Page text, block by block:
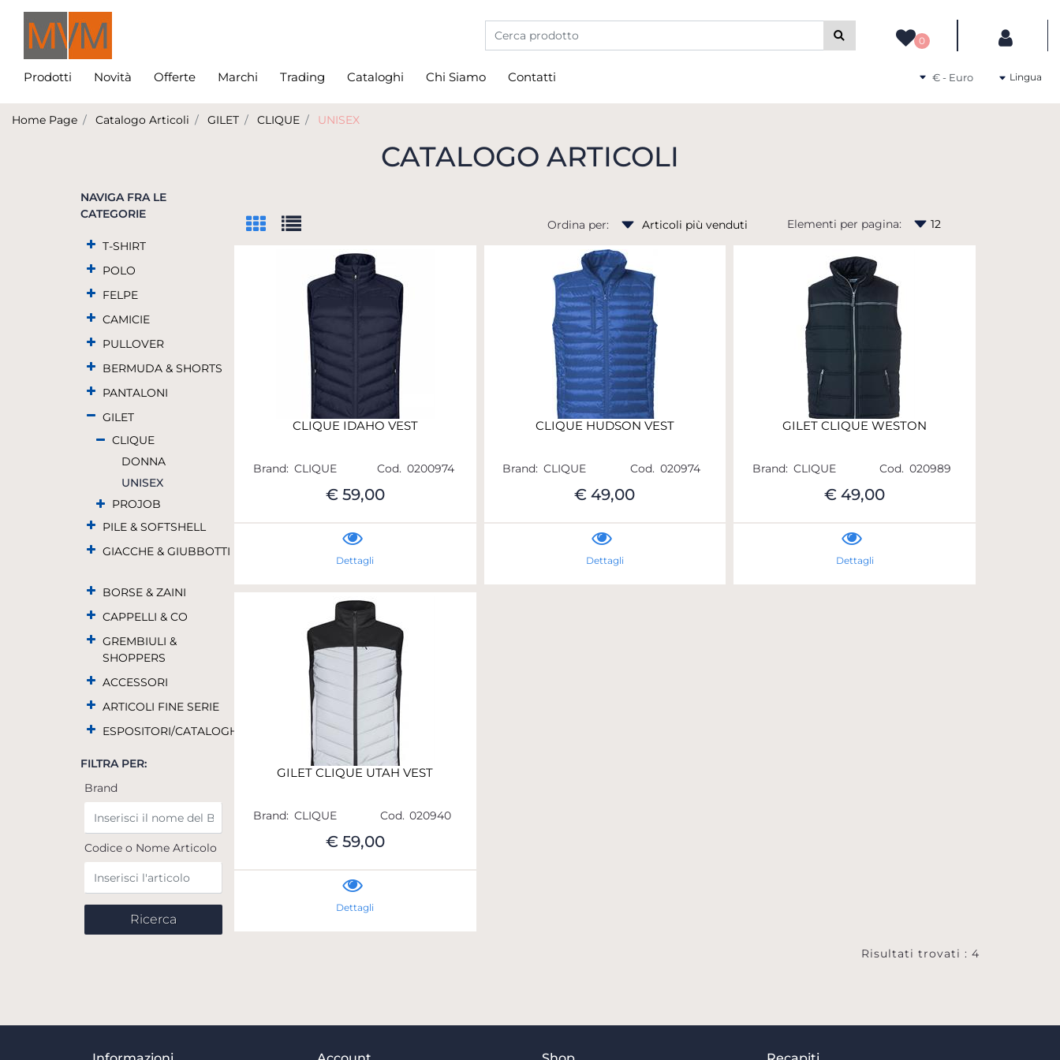
La modifica di un filtro aggiorna automaticamente gli altri filtri disponibili.
0
Prodotti Novità Offerte Marchi Trading Cataloghi Chi Siamo Contatti Seleziona una valuta
Lingua
Home Page Catalogo Articoli GILET CLIQUE UNISEX
CATALOGO ARTICOLI
NAVIGA FRA LE
CATEGORIE
T-SHIRT
POLO
FELPE
CAMICIE
PULLOVER
BERMUDA & SHORTS
PANTALONI
GILET
CLIQUE
DONNA
UNISEX
PROJOB
PILE & SOFTSHELL
GIACCHE & GIUBBOTTI
BORSE & ZAINI
CAPPELLI & CO
GREMBIULI &
SHOPPERS
ACCESSORI
ARTICOLI FINE SERIE
ESPOSITORI/CATALOGHI
FILTRA PER:
Brand
Codice o Nome Articolo
Ordina per: Elementi per pagina:
CLIQUE IDAHO VEST
Brand: CLIQUE Cod. 0200974
€ 59,00
Dettagli
CLIQUE HUDSON VEST
Brand: CLIQUE Cod. 020974
€ 49,00
Dettagli
GILET CLIQUE WESTON
Brand: CLIQUE Cod. 020989
€ 49,00
Dettagli
GILET CLIQUE UTAH VEST
Brand: CLIQUE Cod. 020940
€ 59,00
Dettagli
Risultati trovati : 4